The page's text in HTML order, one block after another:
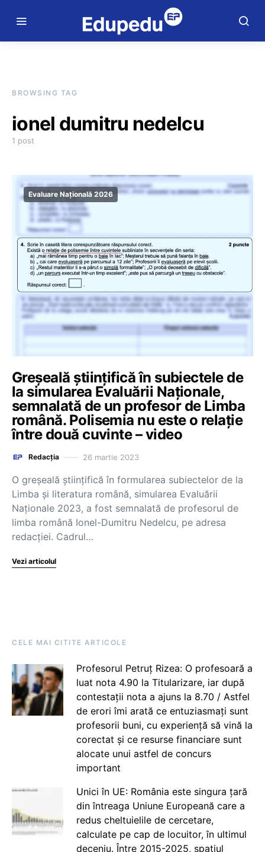
BROWSING TAG
ionel dumitru nedelcu
1 post
Evaluare Națională 2026
Greșeală științifică în subiectele de
la simularea Evaluării Naționale,
semnalată de un profesor de Limba
română. Polisemia nu este o relație
între două cuvinte – video
Redacția 26 martie 2023
O greșeală științifică în formularea subiectelor de la
Limba și literatura română, simularea Evaluării
Naționale 2023, a fost semnalată de profesorul de
limba română Ionel-Dumitru Nedelcu, pe adresa
redacției. Cadrul…
Vezi articolul
CELE MAI CITITE ARTICOLE
Profesorul Petruț Rizea: O profesoară a
luat nota 4.90 la Titularizare, iar după
contestații nota a ajuns la 8.70 / Astfel
de erori îmi arată ce entuziasmați sunt
profesorii buni, cu experiență să vină la
corectat și ce resurse financiare sunt
alocate unui astfel de concurs
important
Unici în UE: România este singura țară
din întreaga Uniune Europeană care a
redus cheltuielile de cercetare,
calculate pe cap de locuitor, în ultimul
deceniu. Între 2015-2025, spațiul